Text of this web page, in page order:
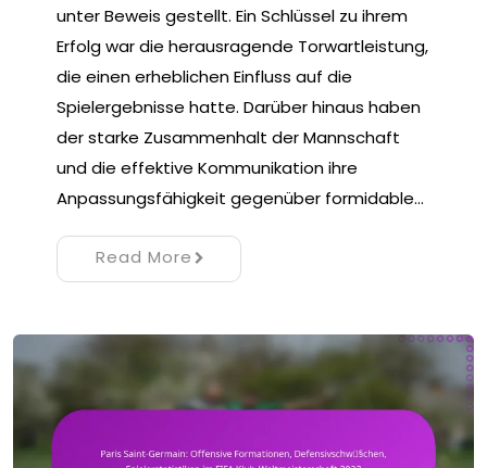
unter Beweis gestellt. Ein Schlüssel zu ihrem
Erfolg war die herausragende Torwartleistung,
die einen erheblichen Einfluss auf die
Spielergebnisse hatte. Darüber hinaus haben
der starke Zusammenhalt der Mannschaft
und die effektive Kommunikation ihre
Anpassungsfähigkeit gegenüber formidable…
Read More